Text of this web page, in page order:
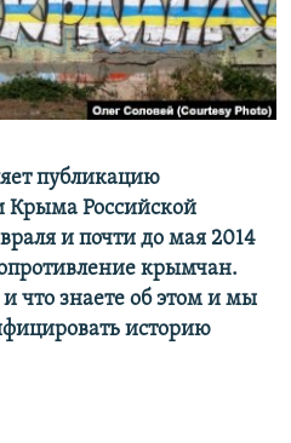
публикацию
Крыма Российской
и почти до мая 2014
крымчан.
что знаете об этом и мы
историю